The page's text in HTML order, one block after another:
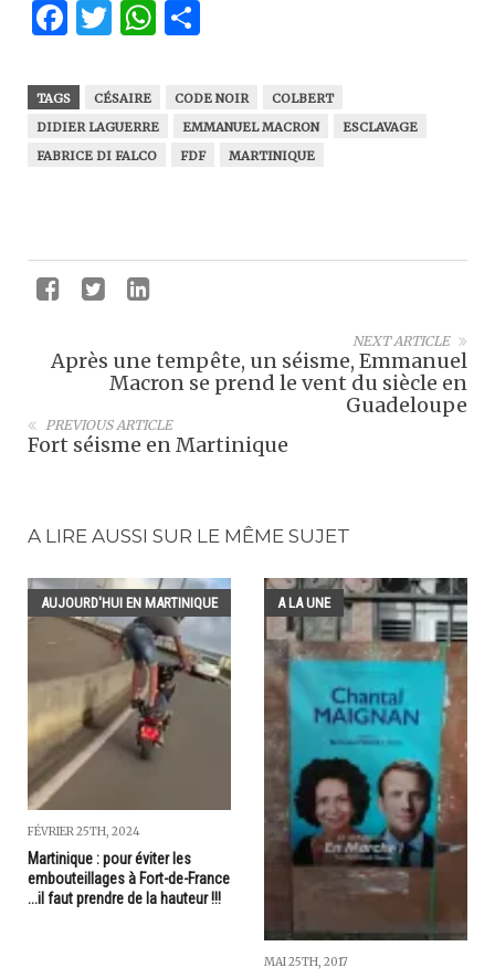
Facebook
Twitter
WhatsApp
TAGS CÉSAIRE CODE NOIR
COLBERT
DIDIER LAGUERRE
EMMANUEL MACRON
ESCLAVAGE
FABRICE DI FALCO
FDF MARTINIQUE
NEXT ARTICLE
Après une tempête, un séisme, Emmanuel
Macron se prend le vent du siècle en
Guadeloupe
PREVIOUS ARTICLE
Fort séisme en Martinique
A LIRE AUSSI SUR LE MÊME SUJET
AUJOURD'HUI EN MARTINIQUE
FÉVRIER 25TH, 2024
Martinique : pour éviter les
embouteillages à Fort-de-France
...il faut prendre de la hauteur !!!
A LA UNE
MAI 25TH, 2017